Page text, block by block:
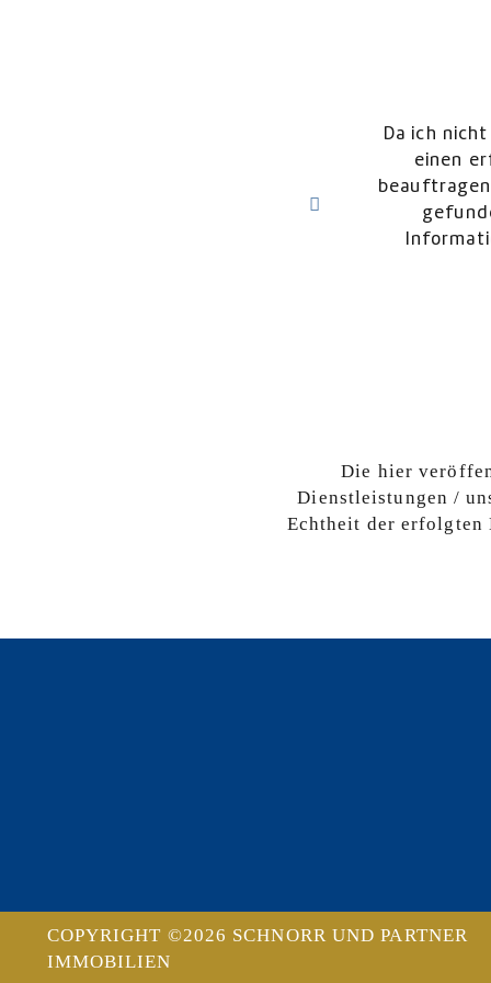
Da ich nicht in der Nähe meiner
einen erfahrenen und
beauftragen. In der Firma Schnorr &
gefunden. Die Kommunikation via
Informationen wurden - auch
Gefühl, in guten
Die hier
Dienstleistungen /
Echtheit der erfolgten
COPYRIGHT ©2026 SCHNORR UND PARTNER
IMMOBILIEN